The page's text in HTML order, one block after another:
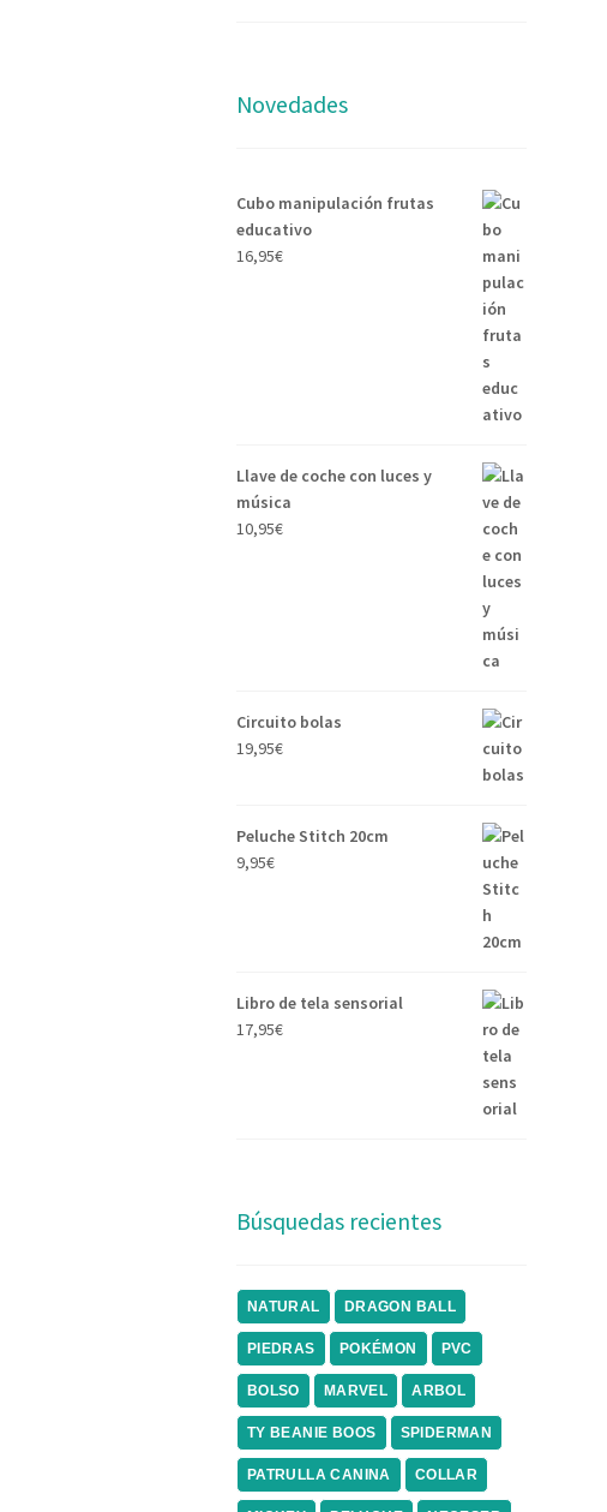
Novedades
Cubo manipulación frutas
educativo
16,95€
Llave de coche con luces y
música
10,95€
Circuito bolas
19,95€
Peluche Stitch 20cm
9,95€
Libro de tela sensorial
17,95€
Búsquedas recientes
NATURAL DRAGON BALL
PIEDRAS POKÉMON PVC
BOLSO MARVEL ARBOL
TY BEANIE BOOS SPIDERMAN
PATRULLA CANINA COLLAR